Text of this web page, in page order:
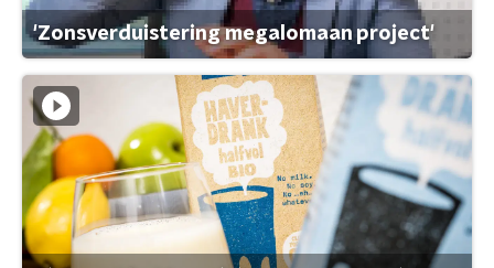
'Zonsverduistering megalomaan project'